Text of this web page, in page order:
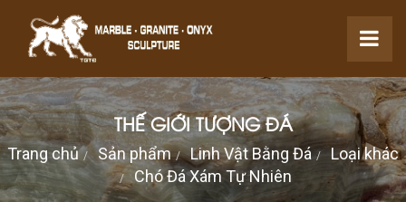
THẾ GIỚI TƯỢNG ĐÁ
Trang chủ Sản phẩm Linh Vật Bằng Đá
Loại khác
Chó Đá Xám Tự Nhiên